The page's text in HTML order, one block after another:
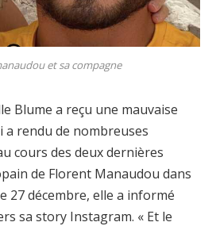
et sa compagne
Blume a reçu une mauvaise
rendu de nombreuses
cours des deux dernières
de Florent Manaudou dans
27 décembre, elle a informé
sa story Instagram. « Et le